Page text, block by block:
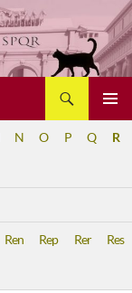
N O P Q R
Ren Rep Rer Res